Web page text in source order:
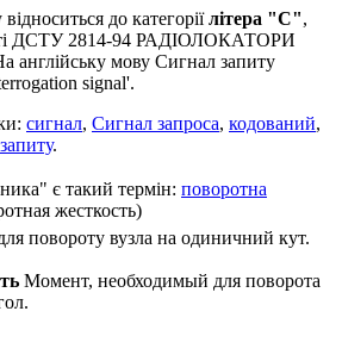
до категоріїлітера "С",
ДСТУ 2814-94 РАДІОЛОКАТОРИ
мову Сигнал запиту
signal'.
сигнал, Сигнал запроса, кодований,
.
є такий термін: поворотна
жесткость)
повороту вузла на одиничний кут.
Момент, необходимый для поворота